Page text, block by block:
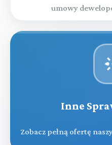
umowy
Inne
Zobacz pełną ofertę